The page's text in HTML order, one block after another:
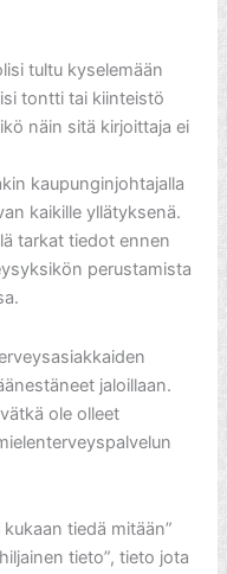
tultu kyselemään
tontti tai kiinteistö
näin sitä kirjoittaja ei
kaupunginjohtajalla
kaikille yllätyksenä.
tarkat tiedot ennen
perustamista
jaloillaan.
ole olleet
tiedä mitään”
tieto”, tieto jota